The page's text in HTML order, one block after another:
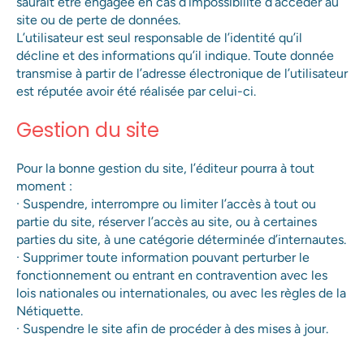
site ou de perte de données.
L’utilisateur est seul responsable de l’identité qu’il
décline et des informations qu’il indique. Toute donnée
transmise à partir de l’adresse électronique de l’utilisateur
est réputée avoir été réalisée par celui-ci.
Gestion du site
Pour la bonne gestion du site, l’éditeur pourra à tout
moment :
· Suspendre, interrompre ou limiter l’accès à tout ou
partie du site, réserver l’accès au site, ou à certaines
parties du site, à une catégorie déterminée d’internautes.
· Supprimer toute information pouvant perturber le
fonctionnement ou entrant en contravention avec les
lois nationales ou internationales, ou avec les règles de la
Nétiquette.
· Suspendre le site afin de procéder à des mises à jour.
Renseignez votre e-mail pour être informé de nos offres
et notamment de l’ouverture des services de crémation
des équidés.
Les champs suivis d'un * sont obligatoires
J’accepte de recevoir des offres de la part d’Anima
Merci pour votre message.
Votre demande va être transmise à un
conseiller Anima Care afin d’y répondre dans
les meilleurs délais.